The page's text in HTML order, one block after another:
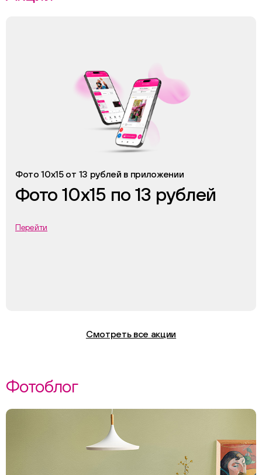
Фото 10х15 от 13 рублей в приложении
Фото 10х15 по 13 рублей
Перейти
Смотреть все акции
Фотоблог